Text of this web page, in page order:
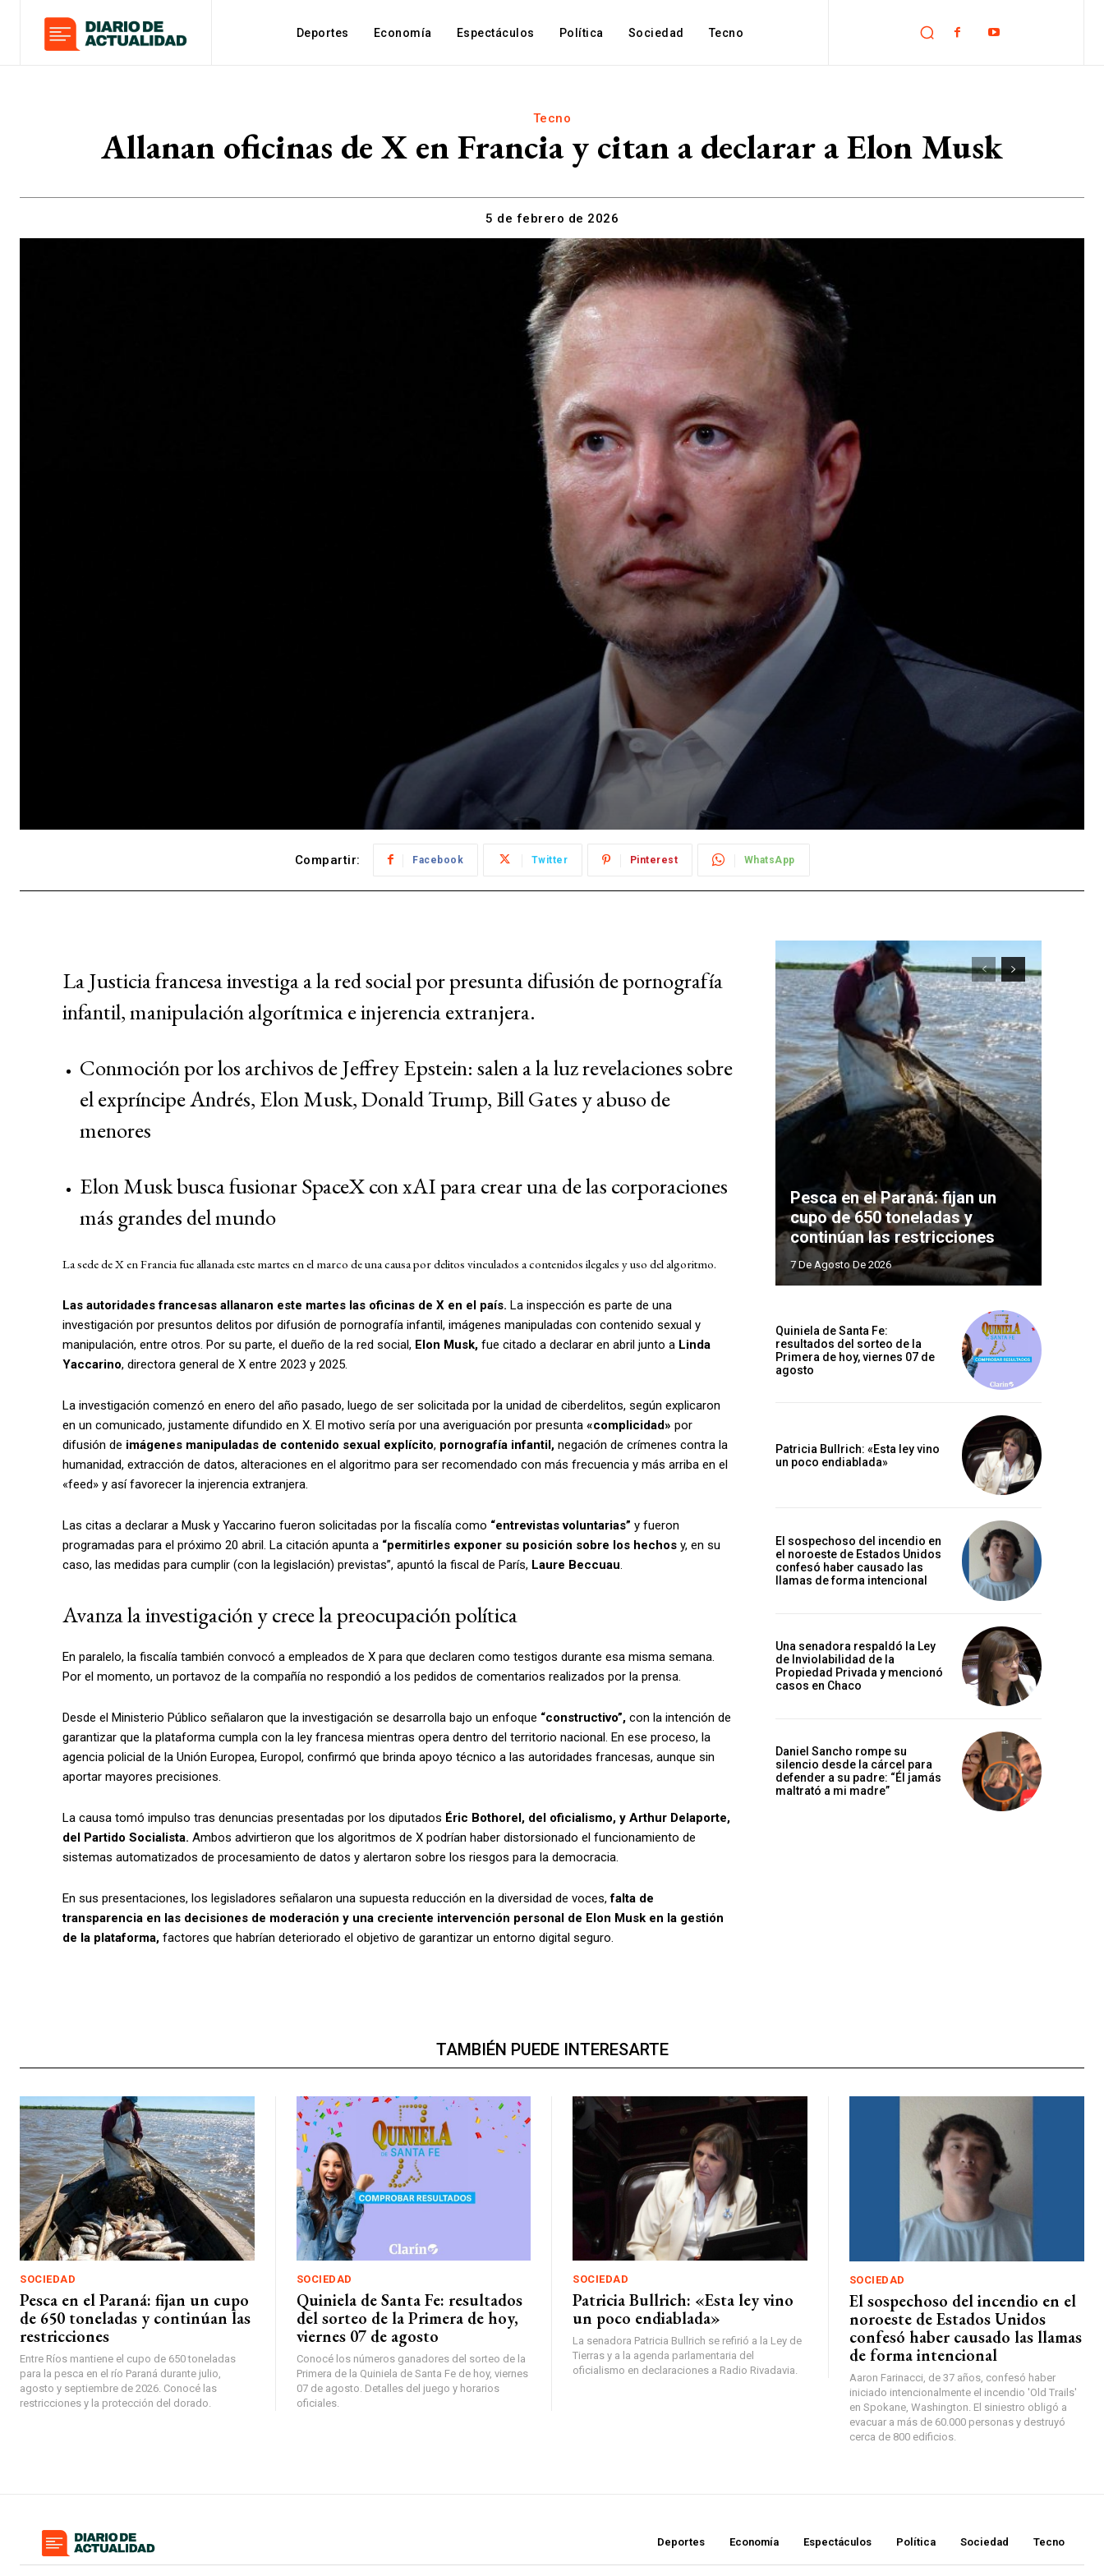
Deportes Economía Espectáculos Política Sociedad Tecno
Tecno
Allanan oficinas de X en Francia y citan a declarar a Elon Musk
5 de febrero de 2026
Compartir: Facebook Twitter Pinterest WhatsApp
La Justicia francesa investiga a la red social por presunta difusión de pornografía
infantil, manipulación algorítmica e injerencia extranjera.
Conmoción por los archivos de Jeffrey Epstein: salen a la luz revelaciones sobre
el expríncipe Andrés, Elon Musk, Donald Trump, Bill Gates y abuso de
menores
Elon Musk busca fusionar SpaceX con xAI para crear una de las corporaciones
más grandes del mundo
La sede de X en Francia fue allanada este martes en el marco de una causa por delitos vinculados a contenidos ilegales y uso del algoritmo.
Las autoridades francesas allanaron este martes las oficinas de X en el país. La inspección es parte de una
investigación por presuntos delitos por difusión de pornografía infantil, imágenes manipuladas con contenido sexual y
manipulación, entre otros. Por su parte, el dueño de la red social, Elon Musk, fue citado a declarar en abril junto a Linda
Yaccarino, directora general de X entre 2023 y 2025.
La investigación comenzó en enero del año pasado, luego de ser solicitada por la unidad de ciberdelitos, según explicaron
en un comunicado, justamente difundido en X. El motivo sería por una averiguación por presunta «complicidad» por
difusión de imágenes manipuladas de contenido sexual explícito, pornografía infantil, negación de crímenes contra la
humanidad, extracción de datos, alteraciones en el algoritmo para ser recomendado con más frecuencia y más arriba en el
«feed» y así favorecer la injerencia extranjera.
Las citas a declarar a Musk y Yaccarino fueron solicitadas por la fiscalía como “entrevistas voluntarias” y fueron
programadas para el próximo 20 abril. La citación apunta a “permitirles exponer su posición sobre los hechos y, en su
caso, las medidas para cumplir (con la legislación) previstas”, apuntó la fiscal de París, Laure Beccuau.
Avanza la investigación y crece la preocupación política
En paralelo, la fiscalía también convocó a empleados de X para que declaren como testigos durante esa misma semana.
Por el momento, un portavoz de la compañía no respondió a los pedidos de comentarios realizados por la prensa.
Desde el Ministerio Público señalaron que la investigación se desarrolla bajo un enfoque “constructivo”, con la intención de
garantizar que la plataforma cumpla con la ley francesa mientras opera dentro del territorio nacional. En ese proceso, la
agencia policial de la Unión Europea, Europol, confirmó que brinda apoyo técnico a las autoridades francesas, aunque sin
aportar mayores precisiones.
La causa tomó impulso tras denuncias presentadas por los diputados Éric Bothorel, del oficialismo, y Arthur Delaporte,
del Partido Socialista. Ambos advirtieron que los algoritmos de X podrían haber distorsionado el funcionamiento de
sistemas automatizados de procesamiento de datos y alertaron sobre los riesgos para la democracia.
En sus presentaciones, los legisladores señalaron una supuesta reducción en la diversidad de voces,falta de
transparencia en las decisiones de moderación y una creciente intervención personal de Elon Musk en la gestión
de la plataforma, factores que habrían deteriorado el objetivo de garantizar un entorno digital seguro.
Pesca en el Paraná: fijan un
cupo de 650 toneladas y
continúan las restricciones
7 De Agosto De 2026
Quiniela de Santa Fe:
resultados del sorteo de la
Primera de hoy, viernes 07 de
agosto
Patricia Bullrich: «Esta ley vino
un poco endiablada»
El sospechoso del incendio en
el noroeste de Estados Unidos
confesó haber causado las
llamas de forma intencional
Una senadora respaldó la Ley
de Inviolabilidad de la
Propiedad Privada y mencionó
casos en Chaco
Daniel Sancho rompe su
silencio desde la cárcel para
defender a su padre: “Él jamás
maltrató a mi madre”
TAMBIÉN PUEDE INTERESARTE
SOCIEDAD
Pesca en el Paraná: fijan un cupo
de 650 toneladas y continúan las
restricciones
Entre Ríos mantiene el cupo de 650 toneladas
para la pesca en el río Paraná durante julio,
agosto y septiembre de 2026. Conocé las
restricciones y la protección del dorado.
SOCIEDAD
Quiniela de Santa Fe: resultados
del sorteo de la Primera de hoy,
viernes 07 de agosto
Conocé los números ganadores del sorteo de la
Primera de la Quiniela de Santa Fe de hoy, viernes
07 de agosto. Detalles del juego y horarios
oficiales.
SOCIEDAD
Patricia Bullrich: «Esta ley vino
un poco endiablada»
La senadora Patricia Bullrich se refirió a la Ley de
Tierras y a la agenda parlamentaria del
oficialismo en declaraciones a Radio Rivadavia.
SOCIEDAD
El sospechoso del incendio en el
noroeste de Estados Unidos
confesó haber causado las llamas
de forma intencional
Aaron Farinacci, de 37 años, confesó haber
iniciado intencionalmente el incendio 'Old Trails'
en Spokane, Washington. El siniestro obligó a
evacuar a más de 60.000 personas y destruyó
cerca de 800 edificios.
Deportes Economía Espectáculos Política Sociedad Tecno